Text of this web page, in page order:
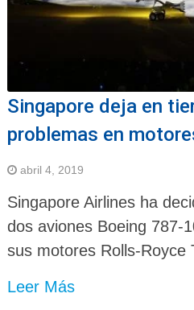
Singapore deja en
problemas en
abril 4, 2019
Singapore Airlines ha
dos aviones Boeing 787-
sus motores Rolls-Royce
Leer Más